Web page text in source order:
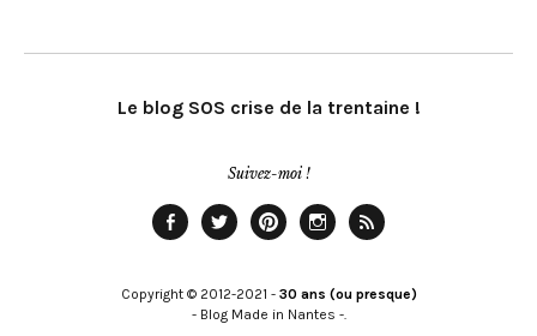
Le blog SOS crise de la trentaine !
Suivez-moi !
Copyright © 2012-2021 - 30 ans (ou presque)
- Blog Made in Nantes -